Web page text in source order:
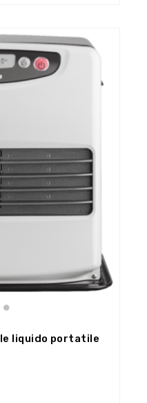
liquido portatile